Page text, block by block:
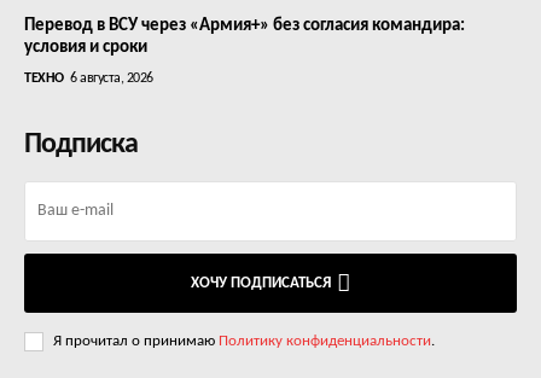
Перевод в ВСУ через «Армия+» без согласия командира:
условия и сроки
ТЕХНО 6 августа, 2026
Подписка
ХОЧУ ПОДПИСАТЬСЯ
Я прочитал о принимаю Политику конфиденциальности.